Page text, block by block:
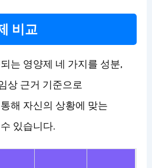
비교
는 영양제 네 가지를 성분,
상 근거 기준으로
해 자신의 상황에 맞는
있습니다.